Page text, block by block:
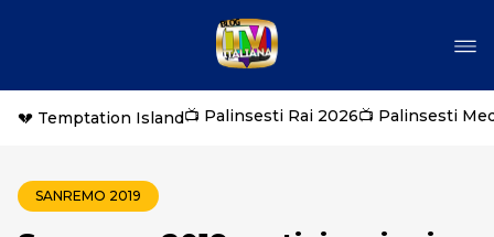
💔 Temptation Island📺 Palinsesti Rai 2026📺 Palinsesti
SANREMO 2019